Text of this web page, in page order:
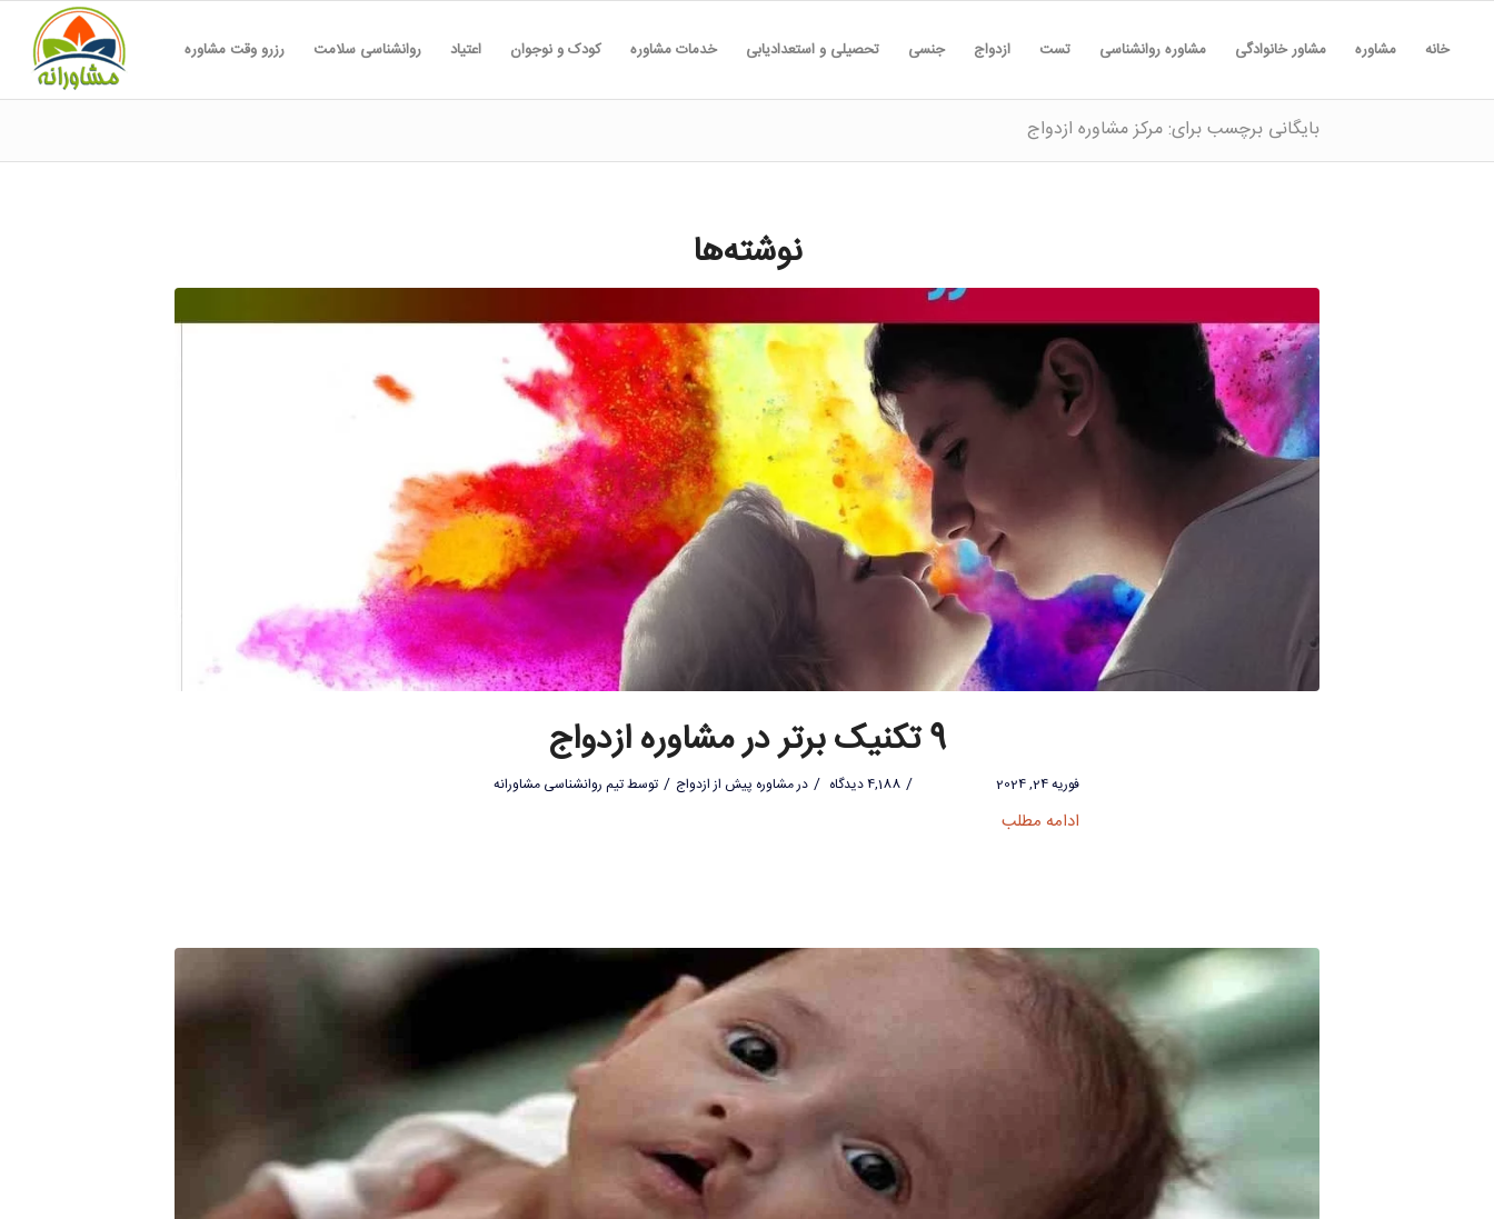
خانه مشاوره مشاور خانوادگی مشاوره روانشناسی تست ازدواج جنسی تحصیلی و استعدادیابی خدمات مشاوره کودک و نوجوان اعتیاد روانشناسی سلامت رزرو وقت مشاوره
بایگانی برچسب برای: مرکز مشاوره ازدواج
نوشته‌ها
9 تکنیک برتر در مشاوره ازدواج
فوریه 24, 2024 / 4,188 دیدگاه / درمشاوره پیش از ازدواج / توسطتیم روانشناسی مشاورانه
ادامه مطلب